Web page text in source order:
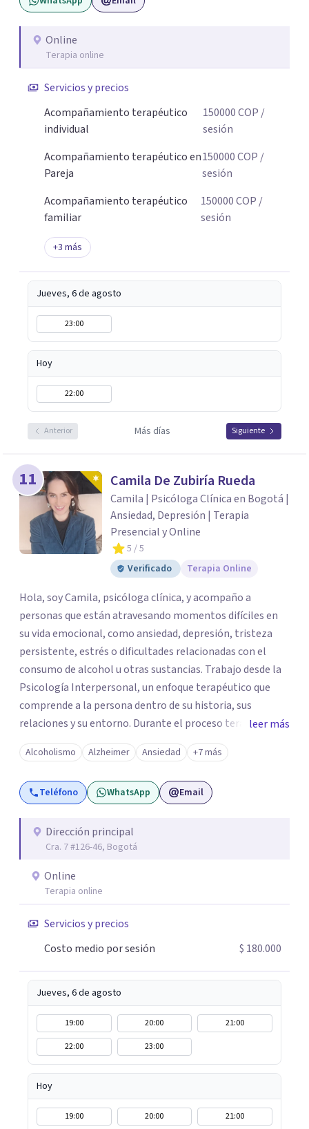
bienestar.
Online
Terapia online
Servicios y precios
Acompañamiento terapéutico
individual
150000COP /
sesión
Acompañamiento terapéutico en
Pareja
150000COP /
sesión
Acompañamiento terapéutico
familiar
150000COP /
sesión
+3 más
Jueves, 6 de agosto
23:00
Hoy
22:00
Anterior Más días Siguiente
11 Camila De Zubiría Rueda
Camila | Psicóloga Clínica en Bogotá |
Ansiedad, Depresión | Terapia
Presencial y Online
5 / 5
Verificado
Terapia Online
Hola, soy Camila, psicóloga clínica, y acompaño a
personas que están atravesando momentos difíciles en
su vida emocional, como ansiedad, depresión, tristeza
persistente, estrés o dificultades relacionadas con el
consumo de alcohol u otras sustancias. Trabajo desde la
Psicología Interpersonal, un enfoque terapéutico que
comprende a la persona dentro de su historia, sus
relaciones y su entorno. Durante el proceso terapéutico
exploramos cómo tus experiencias pasadas, tus vínculos
y tu contexto actual influyen en tu bienestar emocional,
con el objetivo de generar cambios significativos y
duraderos en tu vida. Mi propósito como psicóloga es
puedas sentirte escuchado(a). En terapia trabajaremos
juntos para identificar tus recursos personales, fortalecer
maneras de afrontar aquello que hoy te genera malestar.
Atiendo presencial en Bogotá y también terapia online,
adaptándome a tus necesidades. Si sientes que es
comprender mejor lo que estás viviendo, estaré
encantada de acompañarte en este camino hacia tu
bienestar emocional.
leer más
Alcoholismo Alzheimer Ansiedad +7 más
Teléfono WhatsApp Email
Dirección principal
Cra. 7 #126-46, Bogotá
Online
Terapia online
Servicios y precios
Costo medio por sesión
$ 180.000
Jueves, 6 de agosto
19:00 20:00
21:00
22:00
23:00
Hoy
19:00 20:00
21:00